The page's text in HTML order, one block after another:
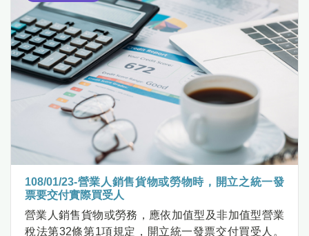
108/01/23-營業人銷售貨物或勞物時，開立之統一發
票要交付實際買受人
營業人銷售貨物或勞務，應依加值型及非加值型營業
稅法第32條第1項規定，開立統一發票交付買受人。